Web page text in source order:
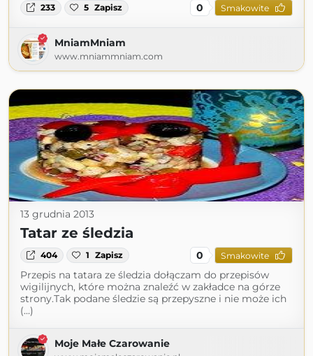
233 5 Zapisz 0 Smakowite
MniamMniam
www.mniammniam.com
13 grudnia 2013
Tatar ze śledzia
404 1 Zapisz 0 Smakowite
Przepis na tatara ze śledzia dołączam do przepisów
wigilijnych, które można znaleźć w zakładce na górze
strony.Tak podane śledzie są przepyszne i nie może ich
(...)
Moje Małe Czarowanie